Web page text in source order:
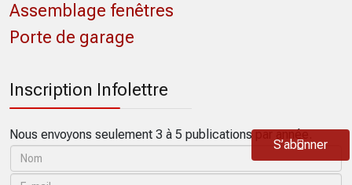
Assemblage fenêtres
Porte de garage
Inscription Infolettre
Nous envoyons seulement 3 à 5 publications par année.
S’abonner